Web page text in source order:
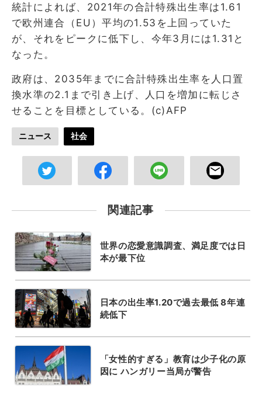
統計によれば、2021年の合計特殊出生率は1.61
で欧州連合（EU）平均の1.53を上回っていた
が、それをピークに低下し、今年3月には1.31と
なった。
政府は、2035年までに合計特殊出生率を人口置
換水準の2.1まで引き上げ、人口を増加に転じさ
せることを目標としている。(c)AFP
ニュース 社会
関連記事
世界の恋愛意識調査、満足度では日
本が最下位
日本の出生率1.20で過去最低 8年連
続低下
「女性的すぎる」教育は少子化の原
因に ハンガリー当局が警告